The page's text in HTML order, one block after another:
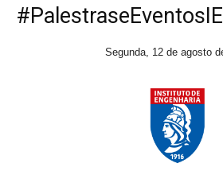
#PalestraseEventosIE